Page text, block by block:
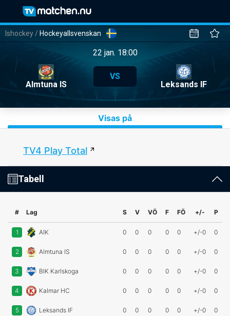
Ishockey / Hockeyallsvenskan
22 jan. 18:00
Almtuna IS
VS
Leksands IF
Visas på
TV4 Play Total
Tabell
# Lag S V VÖ F FÖ +/- P
1 AIK 0 0 0 0 0 +/-0 0
2 Almtuna IS 0 0 0 0 0 +/-0 0
3 BIK Karlskoga 0 0 0 0 0 +/-0 0
4 Kalmar HC 0 0 0 0 0 +/-0 0
5 Leksands IF 0 0 0 0 0 +/-0 0